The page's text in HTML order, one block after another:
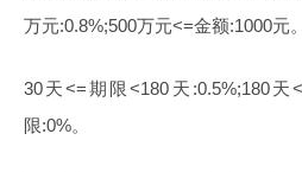
万元:0.8%;500万元<=金额:1000元
30天<=期限<180天:0.5%;180天
限:0%。